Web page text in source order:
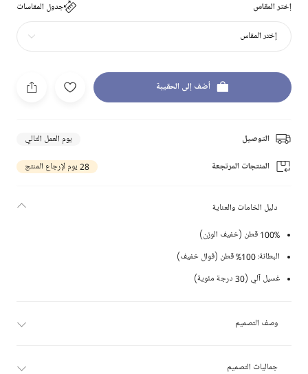
إختر المقاس جدول المقاسات
إختر المقاس
أضف إلى الحقيبة
التوصيل يوم العمل التالي
المنتجات المرتجعة 28 يوم لإرجاع المنتج
دليل الخامات والعناية
100% قطن (خفيف الوزن)
البطانة: 100% قطن (فوال خفيف)
غسيل آلي (30 درجة مئوية)
وصف التصميم
جماليات التصميم